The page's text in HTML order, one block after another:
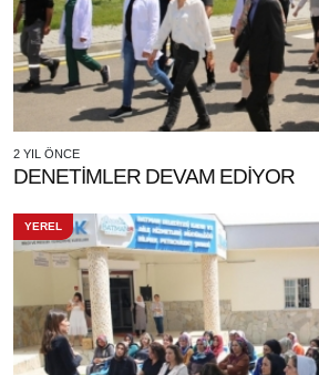
2 YIL ÖNCE
DENETİMLER DEVAM EDİYOR
YEREL